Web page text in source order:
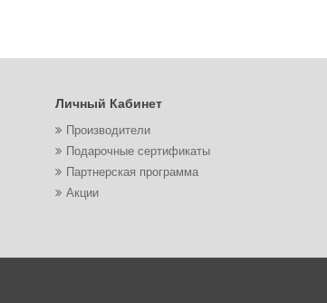
Личный Кабинет
Производители
Подарочные сертификаты
Партнерская программа
Акции